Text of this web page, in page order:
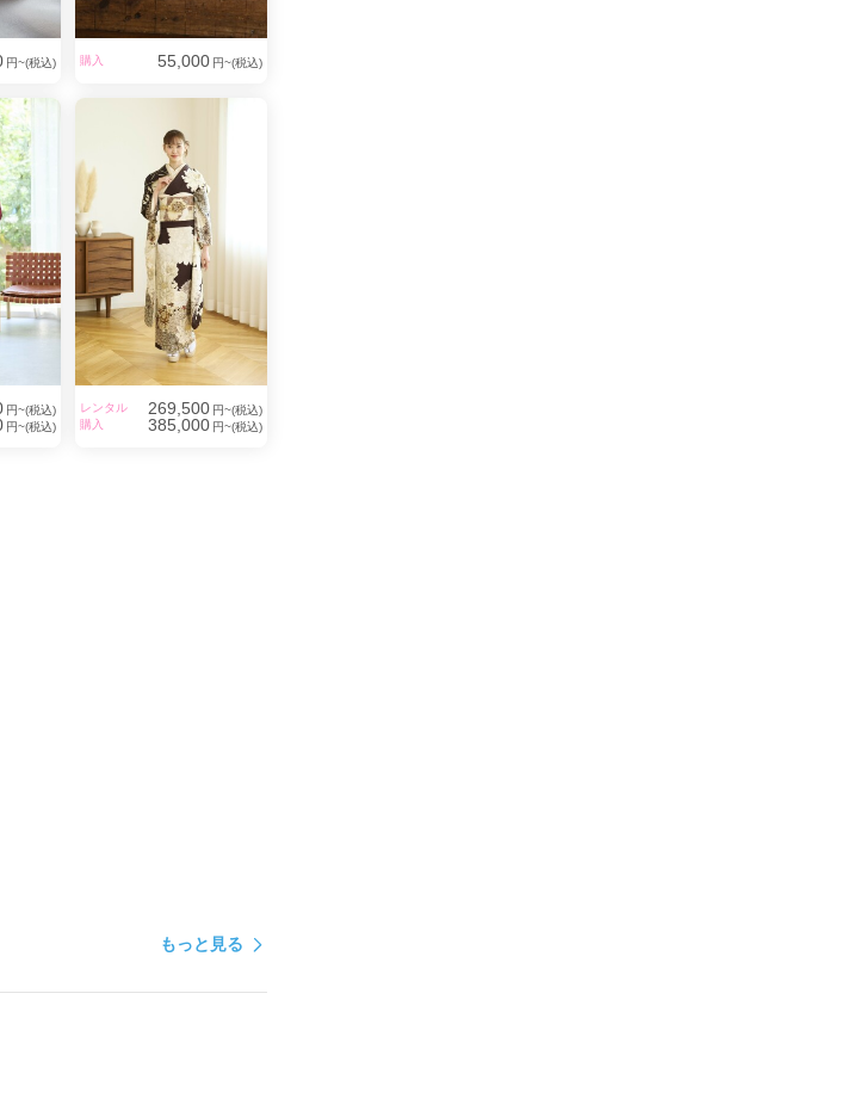
円~(税込) 購入 55,000 円~(税込)
円~(税込)
円~(税込)
レンタル 269,500 円~(税込)
購入
385,000 円~(税込)
もっと見る